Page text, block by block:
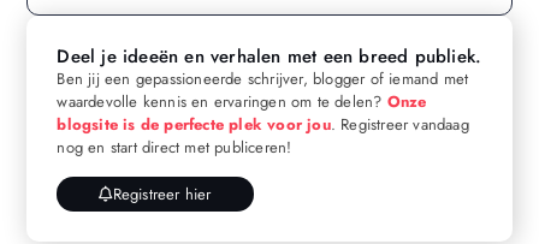
Deel je ideeën en verhalen met een breed publiek.
Ben jij een gepassioneerde schrijver, blogger of iemand met
waardevolle kennis en ervaringen om te delen? Onze
blogsite is de perfecte plek voor jou. Registreer vandaag
nog en start direct met publiceren!
Registreer hier